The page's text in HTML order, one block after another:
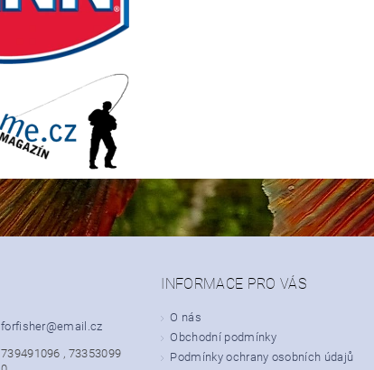
forfisher@email.cz
739491096 , 73353099
INFORMACE PRO VÁS
O nás
Obchodní podmínky
Podmínky ochrany osobních údajů